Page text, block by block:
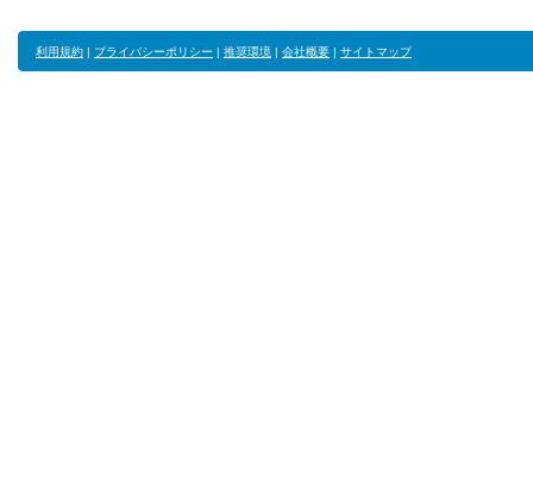
利用規約 | プライバシーポリシー | 推奨環境 | 会社概要 | サイトマップ